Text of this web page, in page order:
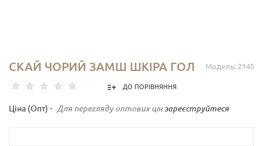
Модель: 2145
СКАЙ ЧОРИЙ ЗАМШ ШКІРА ГОЛ
ДО ПОРІВНЯННЯ
Ціна (Опт) - Для перегляду оптових цін зареєструйтеся